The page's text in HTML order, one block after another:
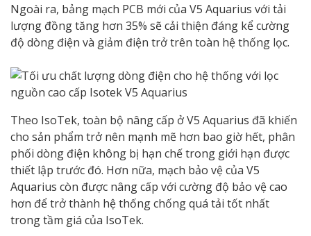
Ngoài ra, bảng mạch PCB mới của V5 Aquarius với tải
lượng đồng tăng hơn 35% sẽ cải thiện đáng kể cường
độ dòng điện và giảm điện trở trên toàn hệ thống lọc.
Theo IsoTek, toàn bộ nâng cấp ở V5 Aquarius đã khiến
cho sản phẩm trở nên mạnh mẽ hơn bao giờ hết, phân
phối dòng điện không bị hạn chế trong giới hạn được
thiết lập trước đó. Hơn nữa, mạch bảo vệ của V5
Aquarius còn được nâng cấp với cường độ bảo vệ cao
hơn để trở thành hệ thống chống quá tải tốt nhất
trong tầm giá của IsoTek.